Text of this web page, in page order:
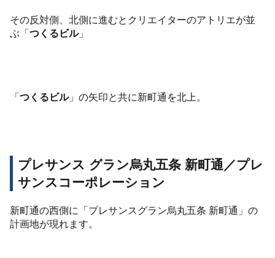
その反対側、北側に進むとクリエイターのアトリエが並
ぶ「つくるビル」
「つくるビル」の矢印と共に新町通を北上。
プレサンス グラン烏丸五条 新町通／プレ
サンスコーポレーション
新町通の西側に「プレサンスグラン烏丸五条 新町通」の
計画地が現れます。